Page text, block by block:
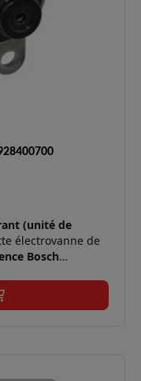
(unité de
électrovanne de
Bosch
des célèbres